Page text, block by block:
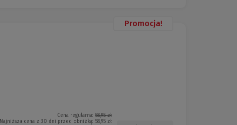
Promocja!
Cena regularna: 58,95 zł
Najniższa cena z 30 dni przed obniżką: 58,95 zł